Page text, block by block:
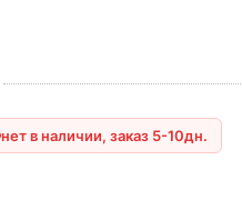
нет в наличии, заказ 5-10дн.